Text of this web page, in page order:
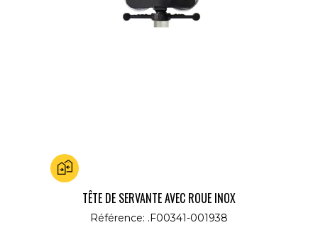
Ajouter au comparateurTÊTE DE SERVANTE AVEC ROUE INOX
Référence: .F00341-001938